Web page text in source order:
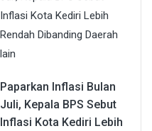
Paparkan Inflasi Bulan
Juli, Kepala BPS Sebut
Inflasi Kota Kediri Lebih